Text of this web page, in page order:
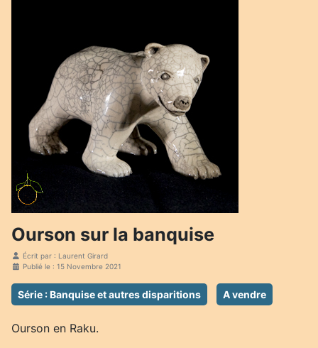
Ourson sur la banquise
Écrit par : Laurent Girard
Publié le : 15 Novembre 2021
Série : Banquise et autres disparitions A vendre
Ourson en Raku.